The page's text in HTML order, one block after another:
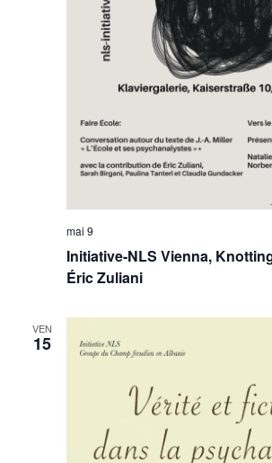
Initiative-NLS Vienna,
Éric Zuliani
mai 9
VEN
15